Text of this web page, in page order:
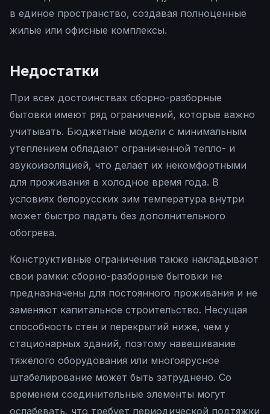
в единое пространство, создавая полноценные
жилые или офисные комплексы.
Недостатки
При всех достоинствах сборно-разборные
бытовки имеют ряд ограничений, которые важно
учитывать. Бюджетные модели с минимальным
утеплением обладают ограниченной тепло- и
звукоизоляцией, что делает их некомфортными
для проживания в холодное время года. В
условиях белорусских зим температура внутри
может быстро падать без дополнительного
обогрева.
Конструктивные ограничения также накладывают
свои рамки: сборно-разборные бытовки не
предназначены для постоянного проживания и не
заменяют капитальное строительство. Несущая
способность стен и перекрытий ниже, чем у
стационарных зданий, поэтому навешивание
тяжёлого оборудования или многоярусное
штабелирование может быть затруднено. Со
временем соединительные элементы могут
ослабевать, что требует периодической подтяжки